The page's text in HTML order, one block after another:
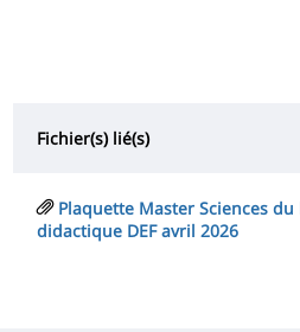
Fichier(s) lié(s)
Plaquette Master Sciences du
didactique DEF avril 2026